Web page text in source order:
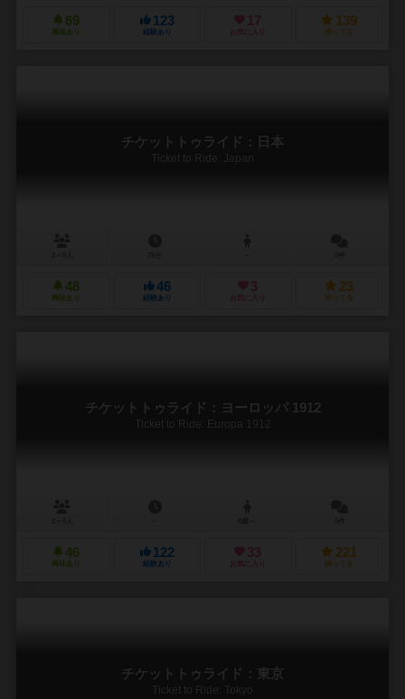
69
興味あり
123
経験あり
17
お気に入り
139
持ってる
チケットトゥライド：日本
Ticket to Ride: Japan
48
興味あり
46
経験あり
3
お気に入り
23
持ってる
チケットトゥライド：ヨーロッパ 1912
Ticket to Ride: Europa 1912
46
興味あり
122
経験あり
33
お気に入り
221
持ってる
チケットトゥライド：東京
Ticket to Ride: Tokyo